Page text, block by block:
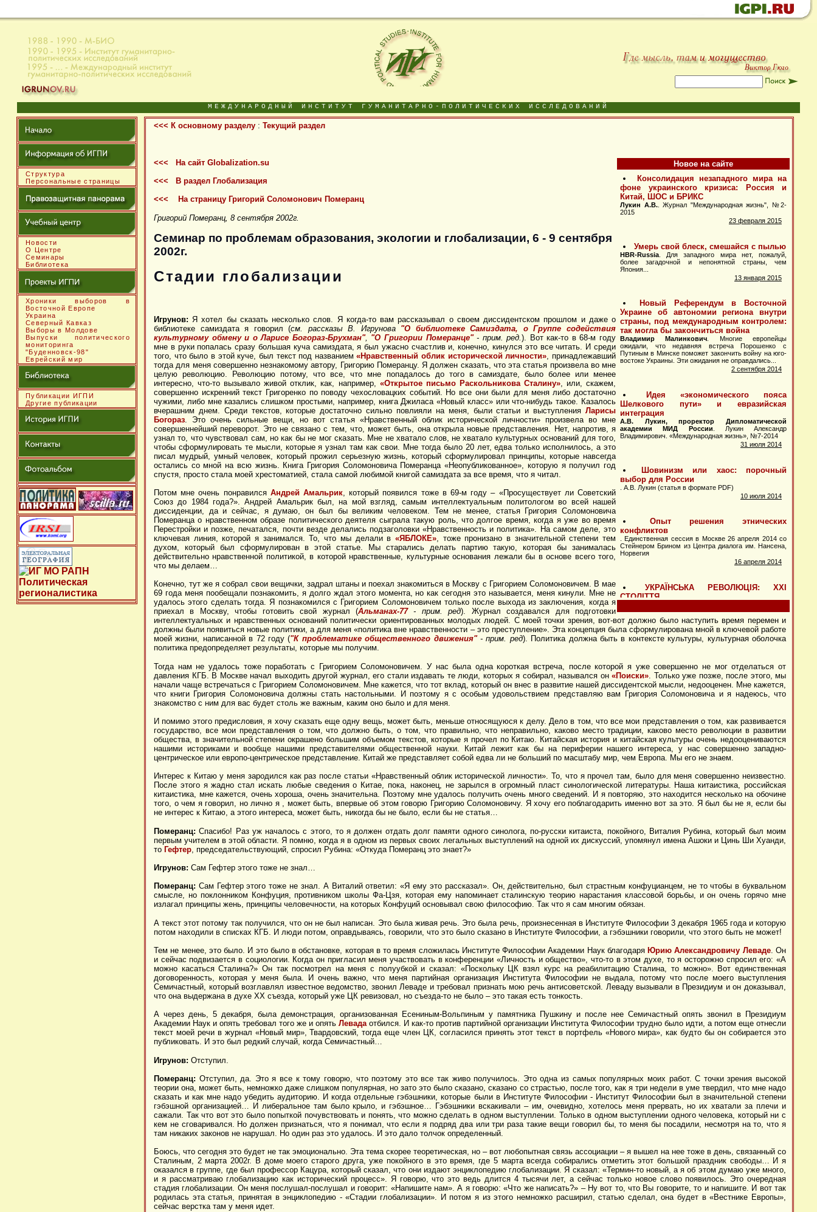
МЕЖДУНАРОДНЫЙ ИНСТИТУТ ГУМАНИТАРНО-ПОЛИТИЧЕСКИХ ИССЛЕДОВАНИЙ
Структура
Персональные страницы
Новости
О Центре
Семинары
Библиотека
Хроники выборов в
Восточной Европе
Украина
Северный Кавказ
Выборы в Молдове
Выпуски политического
мониторинга
"Буденновск-98"
Еврейский мир
Публикации ИГПИ
Другие публикации
<<< К основному разделу : Текущий раздел
Новое на сайте
<<< На сайт Globalization.su
<<< В раздел Глобализация
<<< На страницу Григорий Соломонович Померанц
Григорий Померанц, 8 сентября 2002г.
Семинар по проблемам образования, экологии и глобализации, 6 - 9 сентября
2002г.
Стадии глобализации
Игрунов: Я хотел бы сказать несколько слов. Я когда-то вам рассказывал о своем диссидентском прошлом и даже о
библиотеке самиздата я говорил (см. рассказы В. Игрунова "О библиотеке Самиздата, о Группе содействия
культурному обмену и о Ларисе Богораз-Брухман", "О Григории Померанце"- прим. ред.). Вот как-то в 68-м году
мне в руки попалась сразу большая куча самиздата, я был ужасно счастлив и, конечно, кинулся это все читать. И среди
того, что было в этой куче, был текст под названием«Нравственный облик исторической личности» , принадлежавший
тогда для меня совершенно незнакомому автору, Григорию Померанцу. Я должен сказать, что эта статья произвела во мне
целую революцию. Революцию потому, что все, что мне попадалось до того в самиздате, было более или менее
интересно, что-то вызывало живой отклик, как, например, «Открытое письмо Раскольникова Сталину», или, скажем,
совершенно искренний текст Григоренко по поводу чехословацких событий. Но все они были для меня либо достаточно
чужими, либо мне казались слишком простыми, например, книга Джиласа «Новый класс» или что-нибудь такое. Казалось
вчерашним днем. Среди текстов, которые достаточно сильно повлияли на меня, были статьи и выступления Ларисы
Богораз . Это очень сильные вещи, но вот статья «Нравственный облик исторической личности» произвела во мне
совершеннейший переворот. Это не связано с тем, что, может быть, она открыла новые представления. Нет, напротив, я
узнал то, что чувствовал сам, но как бы не мог сказать. Мне не хватало слов, не хватало культурных оснований для того,
чтобы сформулировать те мысли, которые я узнал там как свои. Мне тогда было 20 лет, едва только исполнилось, а это
писал мудрый, умный человек, который прожил серьезную жизнь, который сформулировал принципы, которые навсегда
остались со мной на всю жизнь. Книга Григория Соломоновича Померанца «Неопубликованное», которую я получил год
спустя, просто стала моей хрестоматией, стала самой любимой книгой самиздата за все время, что я читал.
Потом мне очень понравился Андрей Амальрик , который появился тоже в 69-м году – «Просуществует ли Советский
Союз до 1984 года?». Андрей Амальрик был, на мой взгляд, самым интеллектуальным политологом во всей нашей
диссиденции, да и сейчас, я думаю, он был бы великим человеком. Тем не менее, статья Григория Соломоновича
Померанца о нравственном образе политического деятеля сыграла такую роль, что долгое время, когда я уже во время
Перестройки и позже, печатался, почти везде делались подзаголовки «Нравственность и политика». На самом деле, это
ключевая линия, которой я занимался. То, что мы делали в «ЯБЛОКЕ», тоже пронизано в значительной степени тем
духом, который был сформулирован в этой статье. Мы старались делать партию такую, которая бы занималась
действительно нравственной политикой, в которой нравственные, культурные основания лежали бы в основе всего того,
что мы делаем…
Конечно, тут же я собрал свои вещички, задрал штаны и поехал знакомиться в Москву с Григорием Соломоновичем. В мае
69 года меня пообещали познакомить, я долго ждал этого момента, но как сегодня это называется, меня кинули. Мне не
удалось этого сделать тогда. Я познакомился с Григорием Соломоновичем только после выхода из заключения, когда я
приехал в Москву, чтобы готовить свой журнал (Альманах-77- прим. ред). Журнал создавался для подготовки
интеллектуальных и нравственных оснований политически ориентированных молодых людей. С моей точки зрения, вот-вот должно было наступить время перемен и
должны были появиться новые политики, а для меня «политика вне нравственности – это преступление». Эта концепция была сформулирована мной в ключевой работе
моей жизни, написанной в 72 году ("К проблематике общественного движения"- прим. ред). Политика должна быть в контексте культуры, культурная оболочка
политика предопределяет результаты, которые мы получим.
Тогда нам не удалось тоже поработать с Григорием Соломоновичем. У нас была одна короткая встреча, после которой я уже совершенно не мог отделаться от
давления КГБ. В Москве начал выходить другой журнал, его стали издавать те люди, которых я собирал, назывался он «Поиски» . Только уже позже, после этого, мы
начали чаще встречаться с Григорием Соломоновичем. Мне кажется, что тот вклад, который он внес в развитие нашей диссидентской мысли, недооценен. Мне кажется,
что книги Григория Соломоновича должны стать настольными. И поэтому я с особым удовольствием представляю вам Григория Соломоновича и я надеюсь, что
знакомство с ним для вас будет столь же важным, каким оно было и для меня.
И помимо этого предисловия, я хочу сказать еще одну вещь, может быть, меньше относящуюся к делу. Дело в том, что все мои представления о том, как развивается
государство, все мои представления о том, что должно быть, о том, что правильно, что неправильно, каково место традиции, каково место революции в развитии
общества, в значительной степени окрашено большим объемом текстов, которые я прочел по Китаю. Китайская история и китайская культуры очень недооцениваются
нашими историками и вообще нашими представителями общественной науки. Китай лежит как бы на периферии нашего интереса, у нас совершенно западно-
центрическое или европо-центрическое представление. Китай же представляет собой едва ли не больший по масштабу мир, чем Европа. Мы его не знаем.
Интерес к Китаю у меня зародился как раз после статьи «Нравственный облик исторической личности». То, что я прочел там, было для меня совершенно неизвестно.
После этого я жадно стал искать любые сведения о Китае, пока, наконец, не зарылся в огромный пласт синологической литературы. Наша китаистика, российская
китаистика, мне кажется, очень хороша, очень значительна. Поэтому мне удалось получить очень много сведений. И я повторяю, это находится несколько на обочине
того, о чем я говорил, но лично я , может быть, впервые об этом говорю Григорию Соломоновичу. Я хочу его поблагодарить именно вот за это. Я был бы не я, если бы
не интерес к Китаю, а этого интереса, может быть, никогда бы не было, если бы не статья…
Померанц: Спасибо! Раз уж началось с этого, то я должен отдать долг памяти одного синолога, по-русски китаиста, покойного, Виталия Рубина, который был моим
первым учителем в этой области. Я помню, когда я в одном из первых своих легальных выступлений на одной их дискуссий, упомянул имена Ашоки и Цинь Ши Хуанди,
то Гефтер , председательствующий, спросил Рубина: «Откуда Померанц это знает?»
Игрунов: Сам Гефтер этого тоже не знал…
Померанц: Сам Гефтер этого тоже не знал. А Виталий ответил: «Я ему это рассказал». Он, действительно, был страстным конфуцианцем, не то чтобы в буквальном
смысле, но поклонником Конфуция, противником школы Фа-Цзя, которая ему напоминает сталинскую теорию нарастания классовой борьбы, и он очень горячо мне
излагал принципы жень, принципы человечности, на которых Конфуций основывал свою философию. Так что я сам многим обязан.
А текст этот потому так получился, что он не был написан. Это была живая речь. Это была речь, произнесенная в Институте Философии 3 декабря 1965 года и которую
потом находили в списках КГБ. И люди потом, оправдываясь, говорили, что это было сказано в Институте Философии, а гэбэшники говорили, что этого быть не может!
Тем не менее, это было. И это было в обстановке, которая в то время сложилась Институте Философии Академии Наук благодаря Юрию Александровичу Леваде. Он
и сейчас подвизается в социологии. Когда он пригласил меня участвовать в конференции «Личность и общество», что-то в этом духе, то я осторожно спросил его: «А
можно касаться Сталина?» Он так посмотрел на меня с полуубкой и сказал: «Поскольку ЦК взял курс на реабилитацию Сталина, то можно». Вот единственная
договоренность, которая у меня была. И очень важно, что меня партийная организация Института Философии не выдала, потому что после моего выступления
Семичастный, который возглавлял известное ведомство, звонил Леваде и требовал признать мою речь антисоветской. Леваду вызывали в Президиум и он доказывал,
что она выдержана в духе XX съезда, который уже ЦК ревизовал, но съезда-то не было – это такая есть тонкость.
А через день, 5 декабря, была демонстрация, организованная Есениным-Вольпиным у памятника Пушкину и после нее Семичастный опять звонил в Президиум
Академии Наук и опять требовал того же и опять Левадаотбился. И как-то против партийной организации Института Философии трудно было идти, а потом еще отнесли
текст моей речи в журнал «Новый мир», Твардовский, тогда еще член ЦК, согласился принять этот текст в портфель «Нового мира», как будто бы он собирается это
публиковать. И это был редкий случай, когда Семичастный…
Игрунов: Отступил.
Померанц: Отступил, да. Это я все к тому говорю, что поэтому это все так живо получилось. Это одна из самых популярных моих работ. С точки зрения высокой
теории она, может быть, немножко даже слишком популярная, но зато это было сказано, сказано со страстью, после того, как я три недели в уме твердил, что мне надо
сказать и как мне надо убедить аудиторию. И когда отдельные гэбэшники, которые были в Институте Философии - Институт Философии был в значительной степени
гэбэшной организацией… И либеральное там было крыло, и гэбэшное… Гэбэшники вскакивали – им, очевидно, хотелось меня прервать, но их хватали за плечи и
сажали. Так что вот это было попыткой почувствовать и понять, что можно сделать в одном выступлении. Только в одном выступлении одного человека, который ни с
кем не сговаривался. Но должен признаться, что я понимал, что если я подряд два или три раза такие вещи говорил бы, то меня бы посадили, несмотря на то, что я
там никаких законов не нарушал. Но один раз это удалось. И это дало толчок определенный.
Боюсь, что сегодня это будет не так эмоционально. Эта тема скорее теоретическая, но – вот любопытная связь ассоциации – я вышел на нее тоже в день, связанный со
Сталиным, 2 марта 2002г. В доме моего старого друга, уже покойного в это время, где 5 марта всегда собирались отметить этот большой праздник свободы… И я
оказался в группе, где был профессор Кацура, который сказал, что они издают энциклопедию глобализации. Я сказал: «Термин-то новый, а я об этом думаю уже много,
и я рассматриваю глобализацию как исторический процесс». Я говорю, что это ведь длится 4 тысячи лет, а сейчас только новое слово появилось. Это очередная
стадия глобализации. Он меня послушал-послушал и говорит: «Напишите нам». А я говорю: «Что же написать?» – Ну вот то, что Вы говорите, то и напишите. И вот так
родилась эта статья, принятая в энциклопедию - «Стадии глобализации». И потом я из этого немножко расширил, статью сделал, она будет в «Вестнике Европы»,
сейчас верстка там у меня идет.